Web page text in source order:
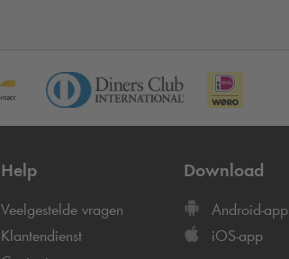
Help
Veelgestelde vragen
Klantendienst
Download
Android-app
iOS-app